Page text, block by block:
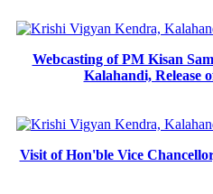
Webcasting of PM Kisan
Kalahandi, Release
Visit of Hon'ble Vice